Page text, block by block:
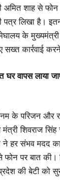
अमित शाह से
पत्र लिखा है।
के
सख्त कार्रवाई
घर वापस लाया
के परिजन और
शिवराज सिंह
ने हर संभव मदद
पर बात की।
की बेटी को